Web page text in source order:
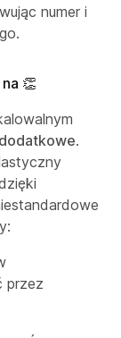
numer i
👏
.
przez